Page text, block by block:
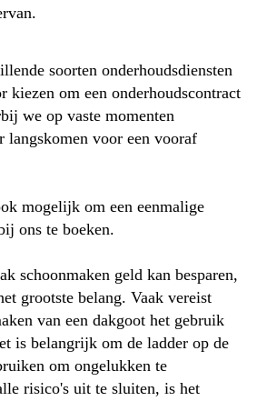
soorten onderhoudsdiensten
kiezen om een onderhoudscontract
we op vaste momenten
langskomen voor een vooraf
mogelijk om een eenmalige
ons te boeken.
schoonmaken geld kan besparen,
grootste belang. Vaak vereist
van een dakgoot het gebruik
is belangrijk om de ladder op de
om ongelukken te
risico's uit te sluiten, is het